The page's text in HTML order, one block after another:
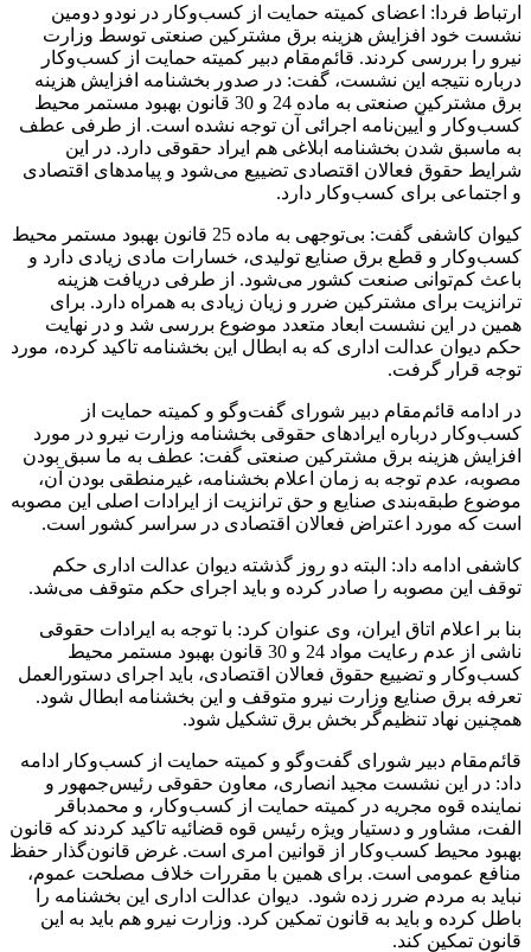
ارتباط فردا: اعضای کمیته حمایت از کسب‌وکار در نودو دومین
نشست خود افزایش هزینه برق مشترکین صنعتی توسط وزارت
نیرو را بررسی کردند. قائم‌مقام دبیر کمیته حمایت از کسب‌وکار
درباره نتیجه این نشست، گفت: در صدور بخشنامه افزایش هزینه
برق مشترکین صنعتی به ماده 24 و 30 قانون بهبود مستمر محیط
کسب‌وکار و آیین‌نامه اجرائی آن توجه نشده است. از طرفی عطف
به ماسبق شدن بخشنامه ابلاغی هم ایراد حقوقی دارد. در این
شرایط حقوق فعالان اقتصادی تضییع می‌شود و پیامدهای اقتصادی
و اجتماعی برای کسب‌وکار دارد.
کیوان کاشفی گفت: بی‌توجهی به ماده 25 قانون بهبود مستمر محیط
کسب‌وکار و قطع برق صنایع تولیدی، خسارات مادی زیادی دارد و
باعث کم‌توانی صنعت کشور می‌شود. از طرفی دریافت هزینه
ترانزیت برای مشترکین ضرر و زیان زیادی به همراه دارد. برای
همین در این نشست ابعاد متعدد موضوع بررسی شد و در نهایت
حکم دیوان عدالت اداری که به ابطال این بخشنامه تاکید کرده، مورد
توجه قرار گرفت.
در ادامه قائم‌مقام دبیر شورای گفت‌وگو و کمیته حمایت از
کسب‌وکار درباره ایرادهای حقوقی بخشنامه وزارت نیرو در مورد
افزایش هزینه برق مشترکین صنعتی گفت: عطف به ما سبق بودن
مصوبه، عدم توجه به زمان اعلام بخشنامه، غیرمنطقی بودن آن،
موضوع طبقه‌بندی صنایع و حق ترانزیت از ایرادات اصلی این مصوبه
است که مورد اعتراض فعالان اقتصادی در سراسر کشور است.
کاشفی ادامه داد: البته دو روز گذشته دیوان عدالت اداری حکم
توقف این مصوبه را صادر کرده و باید اجرای حکم متوقف می‌شد.
بنا بر اعلام اتاق ایران، وی عنوان کرد: با توجه به ایرادات حقوقی
ناشی از عدم رعایت مواد 24 و 30 قانون بهبود مستمر محیط
کسب‌وکار و تضییع حقوق فعالان اقتصادی، باید اجرای دستورالعمل
تعرفه برق صنایع وزارت نیرو متوقف و این بخشنامه ابطال شود.
همچنین نهاد تنظیم‌گر بخش برق تشکیل شود.
قائم‌مقام دبیر شورای گفت‌وگو و کمیته حمایت از کسب‌وکار ادامه
داد: در این نشست مجید انصاری، معاون حقوقی رئیس‌جمهور و
نماینده قوه مجریه در کمیته حمایت از کسب‌وکار، و محمدباقر
الفت، مشاور و دستیار ویژه رئیس قوه قضائیه تاکید کردند که قانون
بهبود محیط کسب‌وکار از قوانین امری است. غرض قانون‌گذار حفظ
منافع عمومی است. برای همین با مقررات خلاف مصلحت عموم،
نباید به مردم ضرر زده شود. دیوان عدالت اداری این بخشنامه را
باطل کرده و باید به قانون تمکین کرد. وزارت نیرو هم باید به این
قانون تمکین کند.